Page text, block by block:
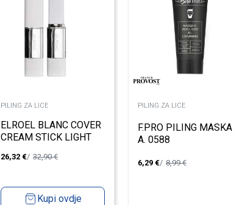
PILING ZA LICE
ELROEL BLANC COVER
CREAM STICK LIGHT
26,32 € 32,90€
Kupi ovdje
PILING ZA LICE
F.PRO PILING MASKA
A. 0588
6,29 € 8,99€